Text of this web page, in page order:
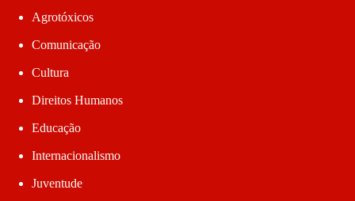
Agrotóxicos
Comunicação
Cultura
Direitos Humanos
Educação
Internacionalismo
Juventude